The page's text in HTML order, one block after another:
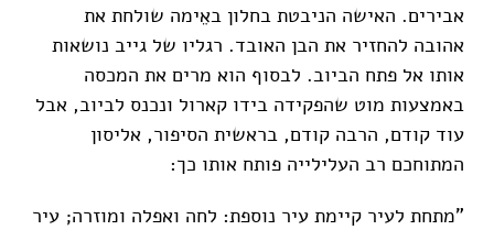
אבירים. האישה הניבטת בחלון באֵימה שולחת את
אהובה להחזיר את הבן האובד. רגליו של גייב נושאות
אותו אל פתח הביוב. לבסוף הוא מרים את המכסה
באמצעות מוט שהפקידה בידו קארול ונכנס לביוב, אבל
עוד קודם, הרבה קודם, בראשית הסיפור, אליסון
המתוחכם רב העלילייה פותח אותו כך:
"מתחת לעיר קיימת עיר נוספת: לחה ואפלה ומוזרה; עיר